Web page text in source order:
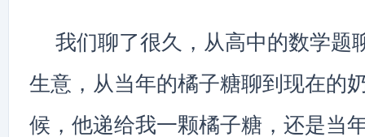
我们聊了很久，从高中的数学题
生意，从当年的橘子糖聊到现在的
候，他递给我一颗橘子糖，还是当